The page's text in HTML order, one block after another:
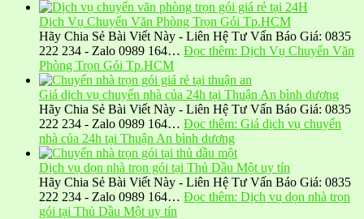
Dịch Vụ Chuyển Văn Phòng Trọn Gói Tp.HCM
Hãy Chia Sẻ Bài Viết Này - Liên Hệ Tư Vấn Báo Giá: 0835
222 234 - Zalo 0989 164… Đọc thêm: Dịch Vụ Chuyển Văn
Phòng Trọn Gói Tp.HCM
Giá dịch vụ chuyển nhà của 24h tại Thuận An bình dương
Hãy Chia Sẻ Bài Viết Này - Liên Hệ Tư Vấn Báo Giá: 0835
222 234 - Zalo 0989 164… Đọc thêm: Giá dịch vụ chuyển
nhà của 24h tại Thuận An bình dương
Dịch vụ dọn nhà trọn gói tại Thủ Dầu Một uy tín
Hãy Chia Sẻ Bài Viết Này - Liên Hệ Tư Vấn Báo Giá: 0835
222 234 - Zalo 0989 164… Đọc thêm: Dịch vụ dọn nhà trọn
gói tại Thủ Dầu Một uy tín